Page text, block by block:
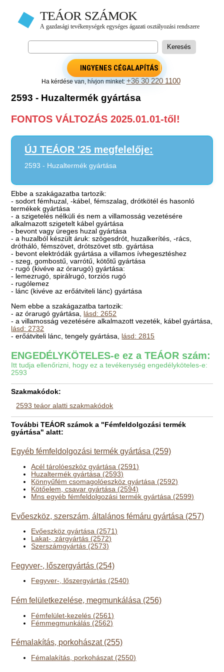
INGYENES CÉGALAPÍTÁS
Ha kérdése van, hívjon minket:+36 30 220 1100
2593 - Huzaltermék gyártása
FONTOS VÁLTOZÁS 2025.01.01-től!
ÚJ TEÁOR '25 megfelelője:
2593 - Huzaltermék gyártása
Ebbe a szakágazatba tartozik:
- sodort fémhuzal, -kábel, fémszalag, drótkötél és hasonló
termékek gyártása
- a szigetelés nélküli és nem a villamosság vezetésére
alkalmazott szigetelt kábel gyártása
- bevont vagy üreges huzal gyártása
- a huzalból készült áruk: szögesdrót, huzalkerítés, -rács,
drótháló, fémszövet, drótszövet stb. gyártása
- bevont elektródák gyártása a villamos ívhegesztéshez
- szeg, gombostű, varrótű, kötőtű gyártása
- rugó (kivéve az órarugó) gyártása:
- lemezrugó, spirálrugó, torziós rugó
- rugólemez
- lánc (kivéve az erőátviteli lánc) gyártása
Nem ebbe a szakágazatba tartozik:
- az órarugó gyártása, lásd: 2652
- a villamosság vezetésére alkalmazott vezeték, kábel gyártása,
lásd: 2732
- erőátviteli lánc, tengely gyártása, lásd: 2815
ENGEDÉLYKÖTELES-e ez a TEÁOR szám:
Itt tudja ellenőrizni, hogy ez a tevékenység engedélyköteles-e:
2593
Szakmakódok:
2593 teáor alatti szakmakódok
További TEÁOR számok a "Fémfeldolgozási termék
gyártása" alatt:
Egyéb fémfeldolgozási termék gyártása (259)
Acél tárolóeszköz gyártása (2591)
Huzaltermék gyártása (2593)
Könnyűfém csomagolóeszköz gyártása (2592)
Kötőelem, csavar gyártása (2594)
Mns egyéb fémfeldolgozási termék gyártása (2599)
Evőeszköz, szerszám, általános fémáru gyártása (257)
Evőeszköz gyártása (2571)
Lakat-, zárgyártás (2572)
Szerszámgyártás (2573)
Fegyver-, lőszergyártás (254)
Fegyver-, lőszergyártás (2540)
Fém felületkezelése, megmunkálása (256)
Fémfelület-kezelés (2561)
Fémmegmunkálás (2562)
Fémalakítás, porkohászat (255)
Fémalakítás, porkohászat (2550)